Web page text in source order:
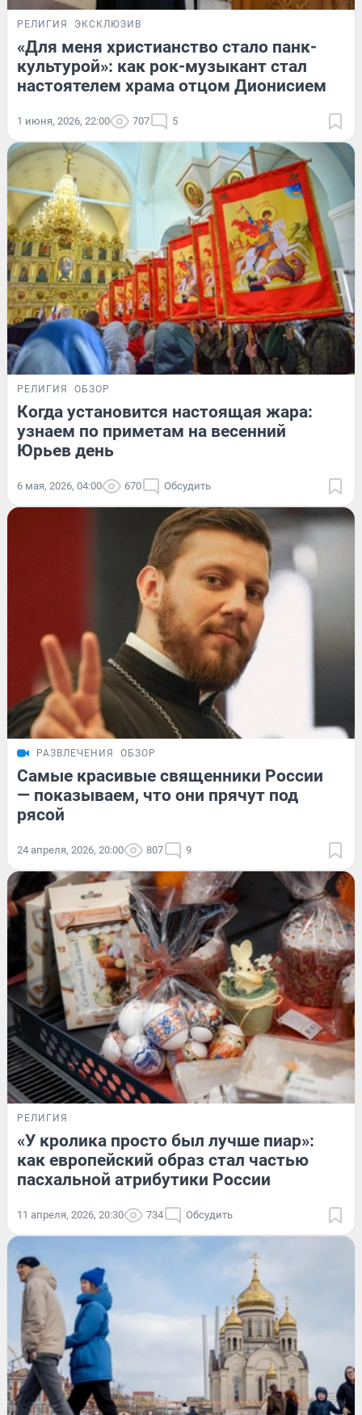
РЕЛИГИЯ ЭКСКЛЮЗИВ
«Для меня христианство стало панк-
культурой»: как рок-музыкант стал
настоятелем храма отцом Дионисием
1 июня, 2026, 22:00 707 5
РЕЛИГИЯ ОБЗОР
Когда установится настоящая жара:
узнаем по приметам на весенний
Юрьев день
6 мая, 2026, 04:00 670 Обсудить
РАЗВЛЕЧЕНИЯ ОБЗОР
Самые красивые священники России
— показываем, что они прячут под
рясой
24 апреля, 2026, 20:00 807 9
РЕЛИГИЯ
«У кролика просто был лучше пиар»:
как европейский образ стал частью
пасхальной атрибутики России
11 апреля, 2026, 20:30 734 Обсудить